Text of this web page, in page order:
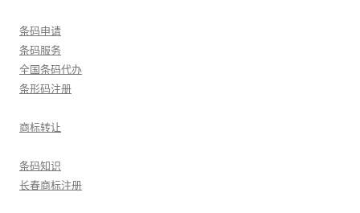
条码申请
条码服务
全国条码代办
条形码注册
商标转让
条码知识
长春商标注册